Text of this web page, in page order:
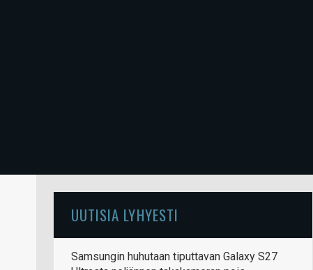
UUTISIA LYHYESTI
Samsungin huhutaan tiputtavan Galaxy S27